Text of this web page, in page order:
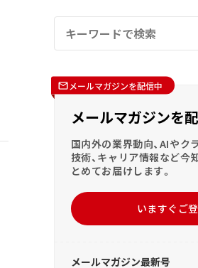
メールマガジンを配信中
メールマガジンを
国内外の業界動向、AIやク
技術、キャリア情報など今
とめてお届けします。
いますぐご
メールマガジン最新号